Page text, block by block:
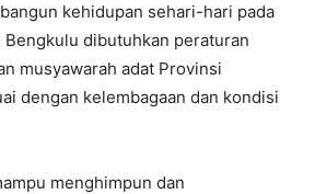
kehidupan sehari-hari pada
Bengkulu dibutuhkan peraturan
musyawarah adat Provinsi
dengan kelembagaan dan kondisi
menghimpun dan